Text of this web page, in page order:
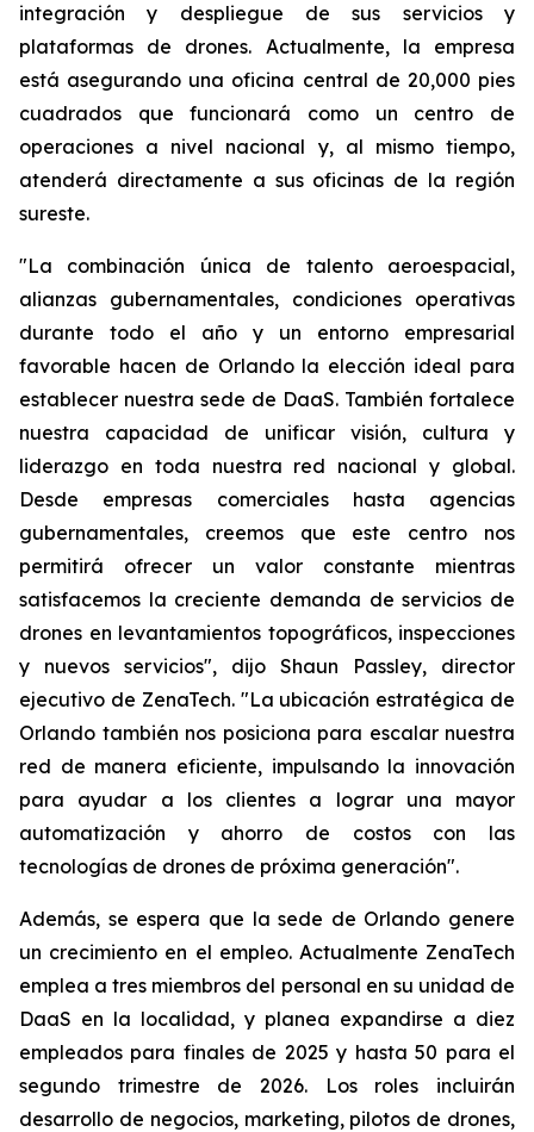
integración y despliegue de sus servicios y
plataformas de drones. Actualmente, la empresa
está asegurando una oficina central de 20,000 pies
cuadrados que funcionará como un centro de
operaciones a nivel nacional y, al mismo tiempo,
atenderá directamente a sus oficinas de la región
sureste.
"La combinación única de talento aeroespacial,
alianzas gubernamentales, condiciones operativas
durante todo el año y un entorno empresarial
favorable hacen de Orlando la elección ideal para
establecer nuestra sede de DaaS. También fortalece
nuestra capacidad de unificar visión, cultura y
liderazgo en toda nuestra red nacional y global.
Desde empresas comerciales hasta agencias
gubernamentales, creemos que este centro nos
permitirá ofrecer un valor constante mientras
satisfacemos la creciente demanda de servicios de
drones en levantamientos topográficos, inspecciones
y nuevos servicios", dijo Shaun Passley, director
ejecutivo de ZenaTech. "La ubicación estratégica de
Orlando también nos posiciona para escalar nuestra
red de manera eficiente, impulsando la innovación
para ayudar a los clientes a lograr una mayor
automatización y ahorro de costos con las
tecnologías de drones de próxima generación".
Además, se espera que la sede de Orlando genere
un crecimiento en el empleo. Actualmente ZenaTech
emplea a tres miembros del personal en su unidad de
DaaS en la localidad, y planea expandirse a diez
empleados para finales de 2025 y hasta 50 para el
segundo trimestre de 2026. Los roles incluirán
desarrollo de negocios, marketing, pilotos de drones,